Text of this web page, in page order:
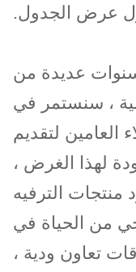
عرض الجدول.
عديدة من
، سنستمر في
العامين لتقديم
لهذا الغرض ،
الترفيه
من الحياة في
تعاون ودية ،